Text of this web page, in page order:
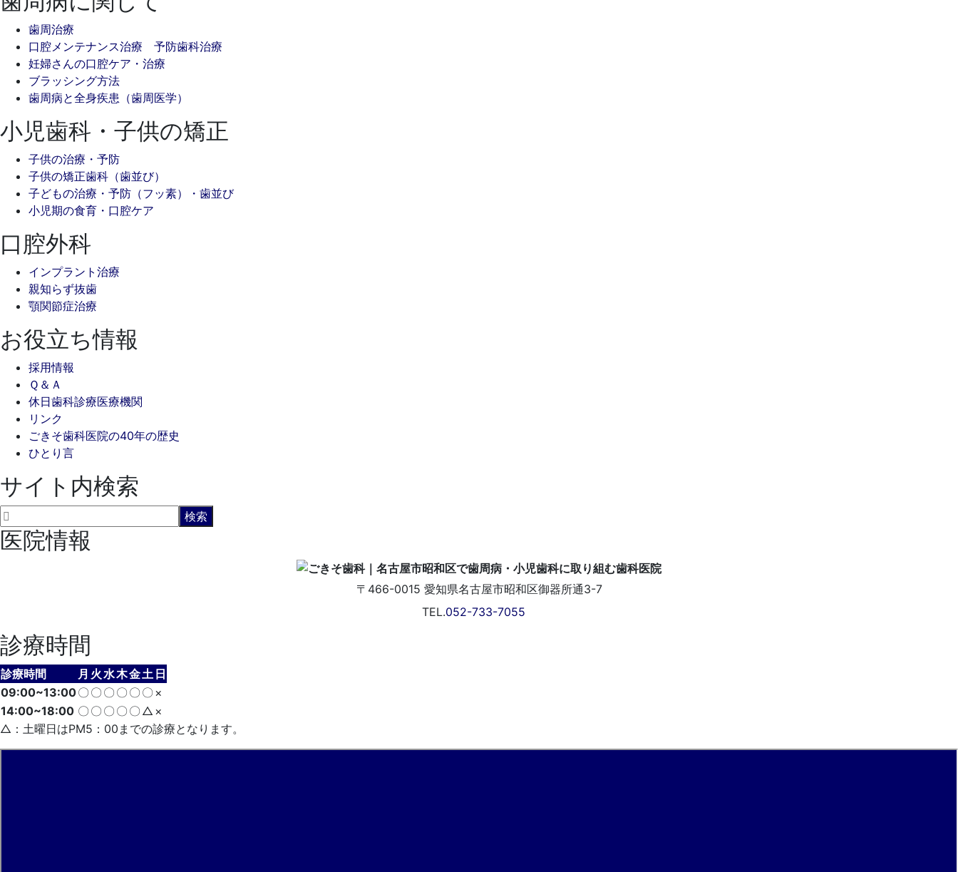
歯周治療
口腔メンテナンス治療 予防歯科治療
妊婦さんの口腔ケア・治療
ブラッシング方法
歯周病と全身疾患（歯周医学）
小児歯科・子供の矯正
子供の治療・予防
子供の矯正歯科（歯並び）
子どもの治療・予防（フッ素）・歯並び
小児期の食育・口腔ケア
口腔外科
インプラント治療
親知らず抜歯
顎関節症治療
お役立ち情報
採用情報
Ｑ＆Ａ
休日歯科診療医療機関
リンク
ごきそ歯科医院の40年の歴史
ひとり言
サイト内検索
医院情報
〒466-0015 愛知県名古屋市昭和区御器所通3-7
TEL.052-733-7055
診療時間
診療時間 月 火 水木金土 日
09:00~13:00〇 〇 〇 〇 〇 〇 ×
14:00~18:00 〇 〇 〇 〇 〇 △ ×
△：土曜日はPM5：00までの診療となります。